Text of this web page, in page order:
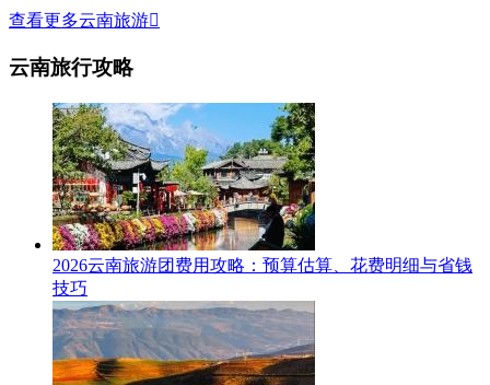
查看更多云南旅游
云南旅行攻略
2026云南旅游团费用攻略：预算估算、花费明细与省钱
技巧